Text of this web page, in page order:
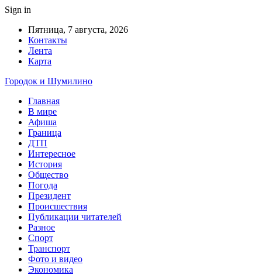
Sign in
Пятница, 7 августа, 2026
Контакты
Лента
Карта
Городок и Шумилино
Главная
В мире
Афиша
Граница
ДТП
Интересное
История
Общество
Погода
Президент
Происшествия
Публикации читателей
Разное
Спорт
Транспорт
Фото и видео
Экономика